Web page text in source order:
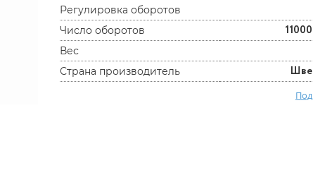
Регулировка оборотов
Число оборотов
Вес
Страна производитель